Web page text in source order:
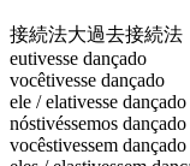
接続法大過去接続法
eutivesse dançado
vocêtivesse dançado
ele / elativesse dançado
nóstivéssemos dançado
vocêstivessem dançado